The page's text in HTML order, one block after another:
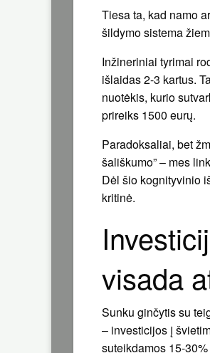
Tiesa ta, kad namo
šildymo sistema
Inžineriniai tyrimai
išlaidas 2-3 kartus.
nuotėkis, kurio
prireiks 1500 eurų.
Paradoksaliai, bet
šališkumo” – mes
Dėl šio kognityvinio
kritinė.
visada
Sunku ginčytis su
– investicijos į
suteikdamos 15-